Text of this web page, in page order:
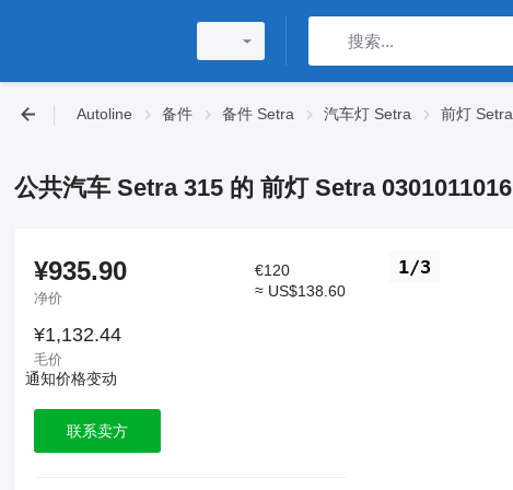
Autoline 备件 备件 Setra 汽车灯 Setra 前灯 Setra
公共汽车 Setra 315 的 前灯 Setra 0301011016
1/3
¥935.90
净价
€120
≈ US$138.60
¥1,132.44
毛价
通知价格变动
联系卖方